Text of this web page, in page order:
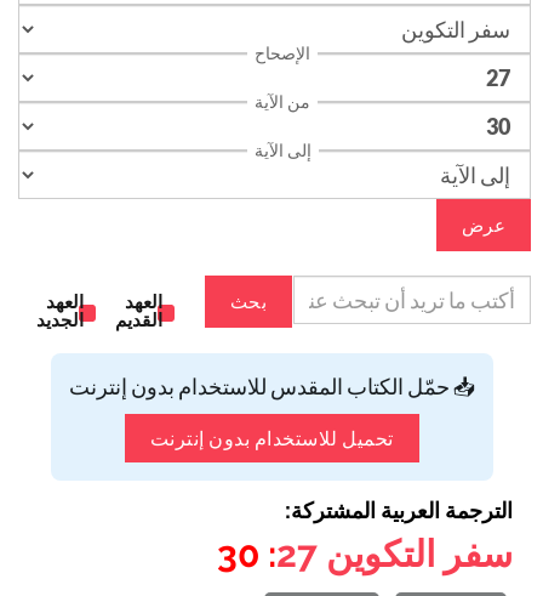
الإصحاح
من الآية
إلى الآية
عرض
بحث
العهد
القديم
العهد
الجديد
📥 حمّل الكتاب المقدس للاستخدام بدون إنترنت
تحميل للاستخدام بدون إنترنت
الترجمة العربية المشتركة:
سفر التكوين 27
: 30